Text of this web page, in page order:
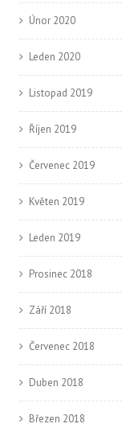
Únor 2020
Leden 2020
Listopad 2019
Říjen 2019
Červenec 2019
Květen 2019
Leden 2019
Prosinec 2018
Září 2018
Červenec 2018
Duben 2018
Březen 2018